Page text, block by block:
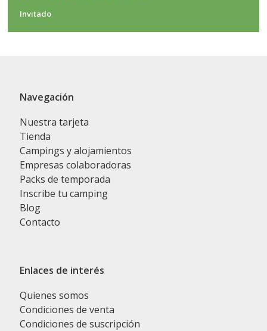
Invitado
Navegación
Nuestra tarjeta
Tienda
Campings y alojamientos
Empresas colaboradoras
Packs de temporada
Inscribe tu camping
Blog
Contacto
Enlaces de interés
Quienes somos
Condiciones de venta
Condiciones de suscripción